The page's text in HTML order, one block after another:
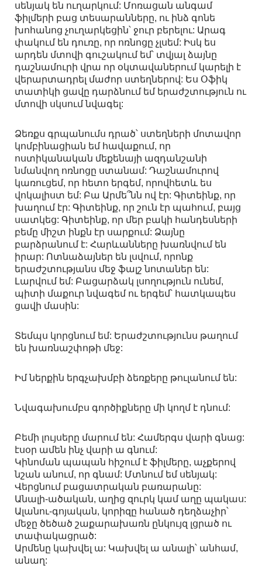
սենյակ են ուղարկում: Մոռացան անգամ
ֆիլմերի բաց տեսարանները, ու ինձ գոնե
խոհանոց չուղարկեցին՝ ջուր բերելու: Արագ
փակում են դուռը, որ ոռնոցը չլսեմ: Իսկ ես
արդեն մտովի գուշակում եմ՝ տվյալ ձայնը
դաշնամուրի վրա որ օկտավաներում կարելի է
վերարտադրել մաժոր ստեղներով: Ես Օֆիկ
տատիկի ցավը դարձնում եմ երաժշտություն ու
մտովի սկսում նվագել:
Ձեռքս գրպանումս դրած՝ ստեղների մոտավոր
կոմբինացիան եմ հավաքում, որ
ոստիկանական մեքենայի ազդանշանի
նմանվող ոռնոցը ստանամ: Դաշնամուրով
կառուցեմ, որ հետո երգեմ, որովհետև ես
վոկալիստ եմ: Բա Արմե՞նն ով էր: Գիտեինք, որ
խաղում էր: Գիտեինք, որ շուն էր պահում, բայց
սատկեց: Գիտեինք, որ մեր բակի հանդեսների
բեմը միշտ ինքն էր սարքում: Ձայնը
բարձրանում է: Հարևանները խառնվում են
իրար: Ոտնաձայներ են լսվում, որոնք
երաժշտությանս մեջ ֆալշ նոտաներ են:
Լարվում եմ: Բացարձակ լսողություն ունեմ,
պիտի մաքուր նվագեմ ու երգեմ՝ հատկապես
ցավի մասին:
Տեմպս կորցնում եմ: Երաժշտությունս թաղում
են խառնաշփոթի մեջ:
Իմ ներքին երգչախմբի ձեռքերը թուլանում են:
Նվագախումբս գործիքները մի կողմ է դնում:
Բեմի լույսերը մարում են: Համերգս վարի գնաց:
էսօր ամեն ինչ վարի ա գնում:
Կինոման պապան հիշում է ֆիլմերը, աչքերով
նշան անում, որ գնամ: Մտնում եմ սենյակ:
Վերցնում բացատրական բառարանը:
Անալի-ածական, աղից զուրկ կամ աղը պակաս:
Ալանու-գոյական, կորիզը հանած դեղձաչիր՝
մեջը ծեծած շաքարախառն ընկույզ լցրած ու
տափակացրած:
Արմենը կախվել ա: Կախվել ա անալի՝ անհամ,
անաղ: